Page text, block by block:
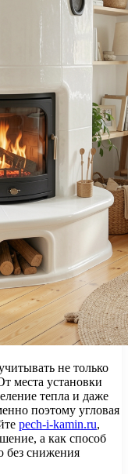
не только
места установки
тепла и даже
поэтому угловая
pech-i-kamin.ru,
а как способ
без снижения